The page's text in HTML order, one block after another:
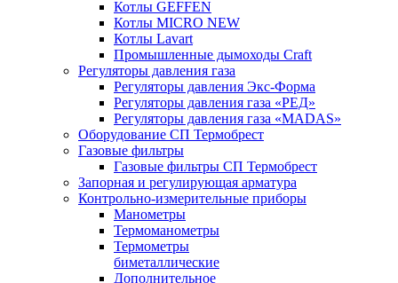
Котлы GEFFEN
Котлы MICRO NEW
Котлы Lavart
Промышленные дымоходы Craft
Регуляторы давления газа
Регуляторы давления Экс-Форма
Регуляторы давления газа «РЕД»
Регуляторы давления газа «MADAS»
Оборудование СП Термобрест
Газовые фильтры
Газовые фильтры СП Термобрест
Запорная и регулирующая арматура
Контрольно-измерительные приборы
Манометры
Термоманометры
Термометры
биметаллические
Дополнительное